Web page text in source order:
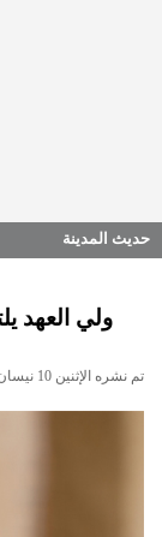
حديث المدينة
ولي العهد
تم نشره الإثنين 10 نيسان / أبريل 2023 03:22 مساءً